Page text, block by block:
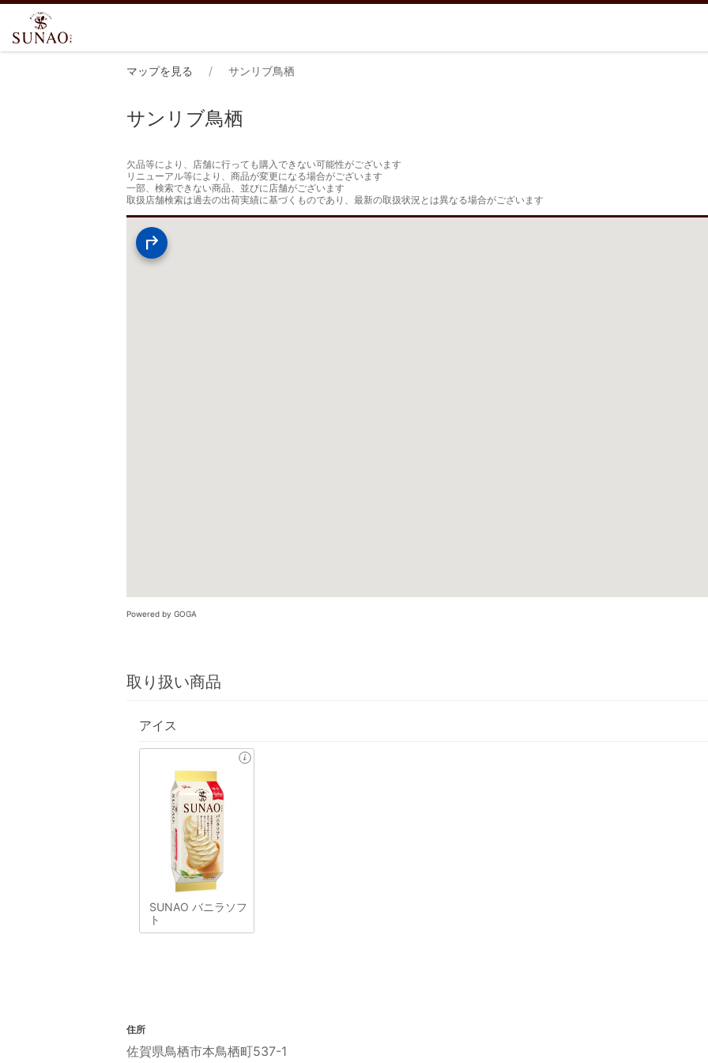
マップを見る サンリブ鳥栖
サンリブ鳥栖
欠品等により、店舗に行っても購入できない可能性がございます
リニューアル等により、商品が変更になる場合がございます
一部、検索できない商品、並びに店舗がございます
取扱店舗検索は過去の出荷実績に基づくものであり、最新の取扱状況とは異なる場合がございます
Powered by GOGA
取り扱い商品
アイス
SUNAO バニラソフ
ト
住所
佐賀県鳥栖市本鳥栖町537-1